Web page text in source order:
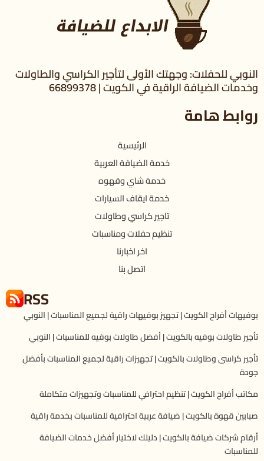
النوبي للحفلات: وجهتك الأولى لتأجير الكراسي والطاولات
وخدمات الضيافة الراقية في الكويت | 66899378
روابط هامة
الرئيسية
خدمة الضيافة العربية
خدمة شاي وقهوه
خدمة ايقاف السيارات
تاجير كراسي وطاولات
تنظيم حفلات ومناسبات
اخر اخبارنا
اتصل بنا
RSS
بوفيهات أفراح الكويت | تجهيز بوفيهات راقية لجميع المناسبات | النوبي
تأجير طاولات بوفيه بالكويت | أفضل طاولات بوفيه للمناسبات | النوبي
تأجير كراسى وطاولات بالكويت | تجهيزات راقية لجميع المناسبات بأفضل
جودة
مكاتب أفراح الكويت | تنظيم احترافي للمناسبات وتجهيزات متكاملة
صبابين قهوة بالكويت | ضيافة عربية احترافية للمناسبات بخدمة راقية
أرقام شركات ضيافة بالكويت | دليلك لاختيار أفضل خدمات الضيافة
للمناسبات